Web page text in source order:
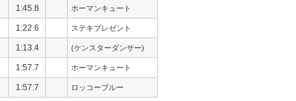
1:45.8 ホーマンキュート
1:22.6 ステキプレゼント
1:13.4 (ケンスターダンサー)
1:57.7 ホーマンキュート
1:57.7 ロッコーブルー